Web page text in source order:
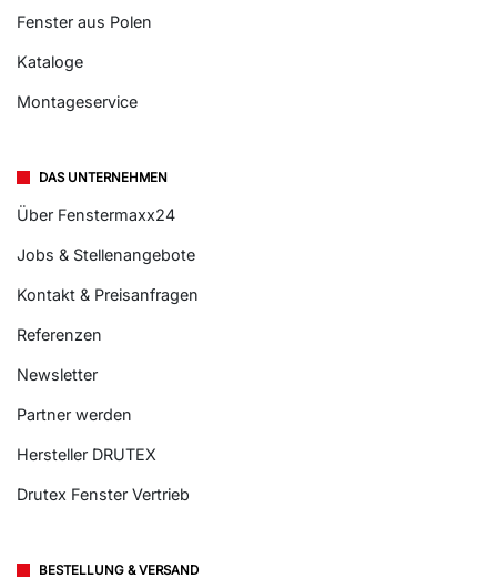
Fenster aus Polen
Kataloge
Montageservice
DAS UNTERNEHMEN
Über Fenstermaxx24
Jobs & Stellenangebote
Kontakt & Preisanfragen
Referenzen
Newsletter
Partner werden
Hersteller DRUTEX
Drutex Fenster Vertrieb
BESTELLUNG & VERSAND